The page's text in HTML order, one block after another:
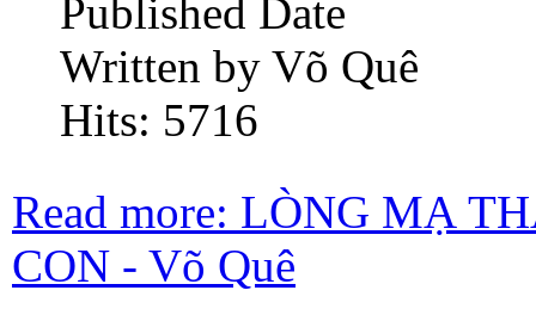
Published Date
Written by Võ Quê
Hits: 5716
Read more: LÒNG MẠ
CON - Võ Quê